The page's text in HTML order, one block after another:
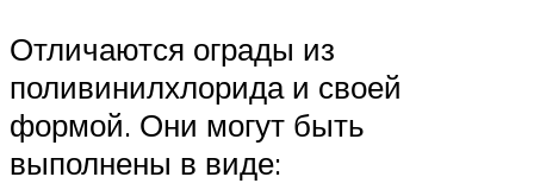
Отличаются ограды из
поливинилхлорида и своей
формой. Они могут быть
выполнены в виде: